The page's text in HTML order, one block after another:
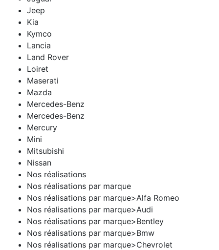
Jeep
Kia
Kymco
Lancia
Land Rover
Loiret
Maserati
Mazda
Mercedes-Benz
Mercedes-Benz
Mercury
Mini
Mitsubishi
Nissan
Nos réalisations
Nos réalisations par marque
Nos réalisations par marque>Alfa Romeo
Nos réalisations par marque>Audi
Nos réalisations par marque>Bentley
Nos réalisations par marque>Bmw
Nos réalisations par marque>Chevrolet